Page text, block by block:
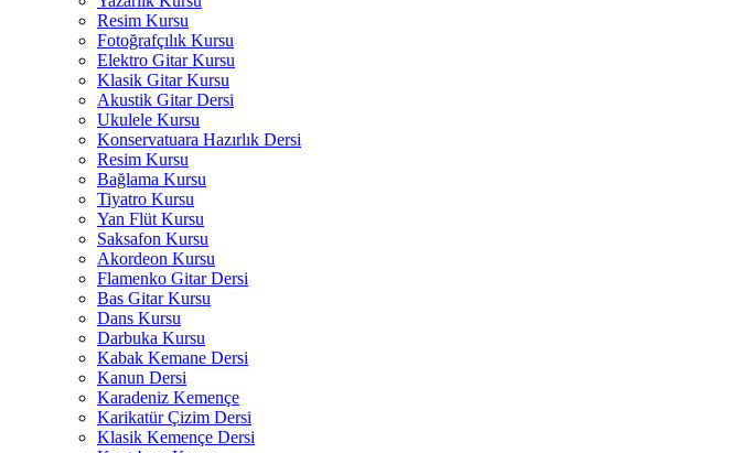
Resim Kursu
Fotoğrafçılık Kursu
Elektro Gitar Kursu
Klasik Gitar Kursu
Akustik Gitar Dersi
Ukulele Kursu
Konservatuara Hazırlık Dersi
Resim Kursu
Bağlama Kursu
Tiyatro Kursu
Yan Flüt Kursu
Saksafon Kursu
Akordeon Kursu
Flamenko Gitar Dersi
Bas Gitar Kursu
Dans Kursu
Darbuka Kursu
Kabak Kemane Dersi
Kanun Dersi
Karadeniz Kemençe
Karikatür Çizim Dersi
Klasik Kemençe Dersi